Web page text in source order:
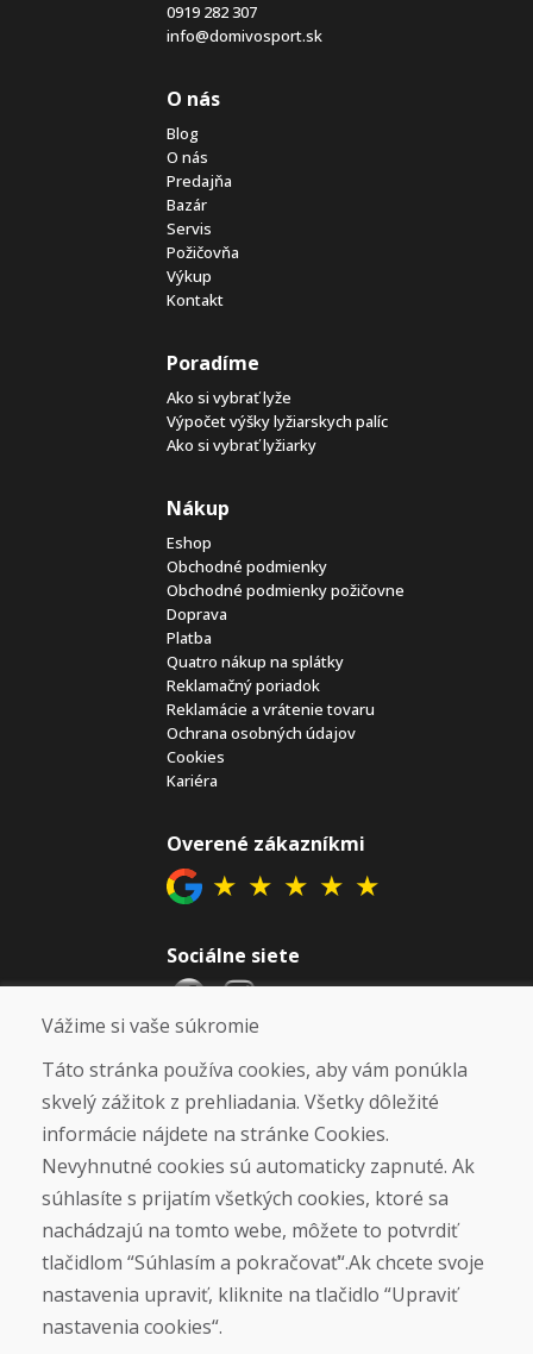
0919 282 307
info@domivosport.sk
O nás
Blog
O nás
Predajňa
Bazár
Servis
Požičovňa
Výkup
Kontakt
Poradíme
Ako si vybrať lyže
Výpočet výšky lyžiarskych palíc
Ako si vybrať lyžiarky
Nákup
Eshop
Obchodné podmienky
Obchodné podmienky požičovne
Doprava
Platba
Quatro nákup na splátky
Reklamačný poriadok
Reklamácie a vrátenie tovaru
Ochrana osobných údajov
Cookies
Kariéra
Overené zákazníkmi
★ ★ ★ ★ ★
Sociálne siete
Otváracie hodiny
ZIMNÁ SEZÓNA 2025/2026 JE
UKONČENÁ. ĎAKUJEME VÁM ZA
PRIAZEŇ A TEŠÍME SA NA VÁS OPÄŤ
OD 14. 9. 2026.
Nájsť na Google mape
Vážime si vaše súkromie
Táto stránka používa cookies, aby vám ponúkla
skvelý zážitok z prehliadania. Všetky dôležité
informácie nájdete na stránke Cookies.
Nevyhnutné cookies sú automaticky zapnuté. Ak
súhlasíte s prijatím všetkých cookies, ktoré sa
nachádzajú na tomto webe, môžete to potvrdiť
tlačidlom “Súhlasím a pokračovať“.Ak chcete svoje
nastavenia upraviť, kliknite na tlačidlo “Upraviť
nastavenia cookies“.